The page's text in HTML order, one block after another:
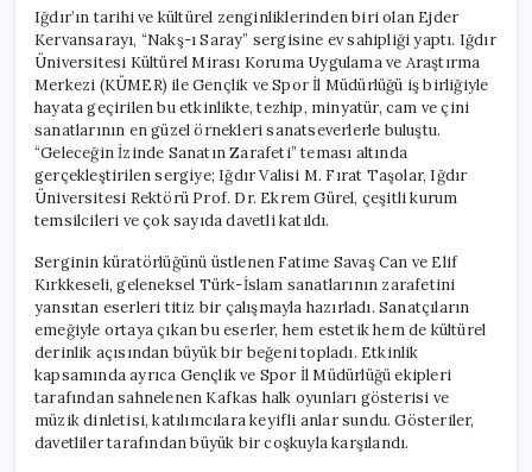
Bir
Etkinlik:
‘Nakş-
ı
Saray’
Açıldı
için
Iğdır’ın tarihi ve kültürel zenginliklerinden biri olan Ejder
Kervansarayı, “Nakş-ı Saray” sergisine ev sahipliği yaptı. Iğdır
Üniversitesi Kültürel Mirası Koruma Uygulama ve Araştırma
Merkezi (KÜMER) ile Gençlik ve Spor İl Müdürlüğü iş birliğiyle
hayata geçirilen bu etkinlikte, tezhip, minyatür, cam ve çini
sanatlarının en güzel örnekleri sanatseverlerle buluştu.
“Geleceğin İzinde Sanatın Zarafeti” teması altında
gerçekleştirilen sergiye; Iğdır Valisi M. Fırat Taşolar, Iğdır
Üniversitesi Rektörü Prof. Dr. Ekrem Gürel, çeşitli kurum
temsilcileri ve çok sayıda davetli katıldı.
Serginin küratörlüğünü üstlenen Fatime Savaş Can ve Elif
Kırkkeseli, geleneksel Türk-İslam sanatlarının zarafetini
yansıtan eserleri titiz bir çalışmayla hazırladı. Sanatçıların
emeğiyle ortaya çıkan bu eserler, hem estetik hem de kültürel
derinlik açısından büyük bir beğeni topladı. Etkinlik
kapsamında ayrıca Gençlik ve Spor İl Müdürlüğü ekipleri
tarafından sahnelenen Kafkas halk oyunları gösterisi ve
müzik dinletisi, katılımcılara keyifli anlar sundu. Gösteriler,
davetliler tarafından büyük bir coşkuyla karşılandı.